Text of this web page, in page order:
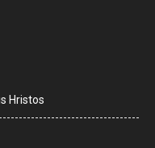
Hristos